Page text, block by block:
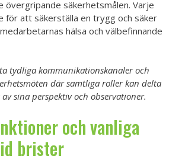
övergripande säkerhetsmålen. Varje
för att säkerställa en trygg och säker
hälsa och välbefinnande
tydliga kommunikationskanaler och
där samtliga roller kan delta
sina perspektiv och observationer.
och vanliga
brister